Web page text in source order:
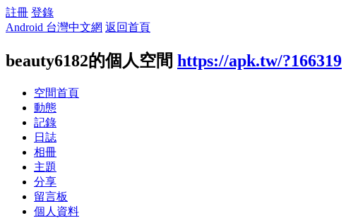
註冊 登錄
Android 台灣中文網 返回首頁
beauty6182的個人空間 https://apk.tw/?166319
空間首頁
動態
記錄
日誌
相冊
主題
分享
留言板
個人資料